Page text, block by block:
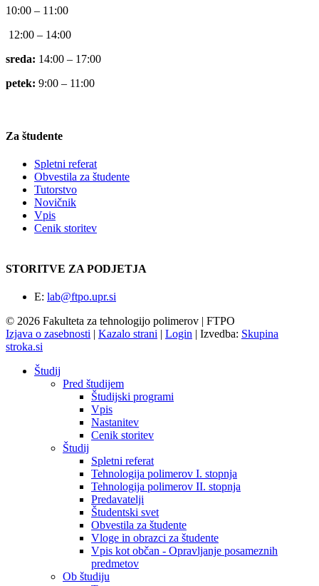
10:00 – 11:00
12:00 – 14:00
sreda: 14:00 – 17:00
petek: 9:00 – 11:00
Za študente
Spletni referat
Obvestila za študente
Tutorstvo
Novičnik
Vpis
Cenik storitev
STORITVE ZA PODJETJA
E: lab@ftpo.upr.si
© 2026 Fakulteta za tehnologijo polimerov | FTPO
Izjava o zasebnosti | Kazalo strani | Login | Izvedba: Skupina
stroka.si
Študij
Pred študijem
Študijski programi
Vpis
Nastanitev
Cenik storitev
Študij
Spletni referat
Tehnologija polimerov I. stopnja
Tehnologija polimerov II. stopnja
Predavatelji
Študentski svet
Obvestila za študente
Vloge in obrazci za študente
Vpis kot občan - Opravljanje posameznih
predmetov
Ob študiju